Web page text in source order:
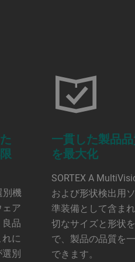
別機
ア
品
に
別
一貫した製品
を最大化
SORTEX A
および形状検出用
準装備として含ま
切なサイズと形状
で、製品の品質を
できます。